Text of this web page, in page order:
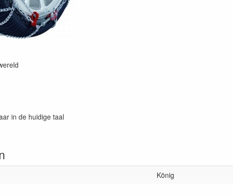
in de huidige taal
König